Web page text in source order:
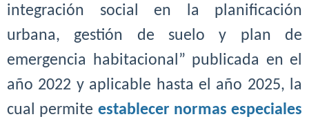
integración social en la planificación
urbana, gestión de suelo y plan de
emergencia habitacional” publicada en el
año 2022 y aplicable hasta el año 2025, la
cual permite establecer normas especiales